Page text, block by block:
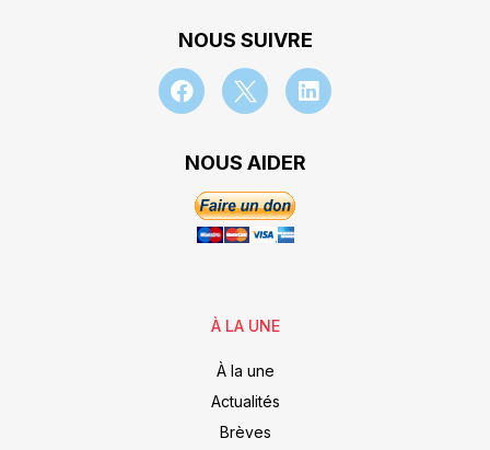
NOUS SUIVRE
NOUS AIDER
À LA UNE
À la une
Actualités
Brèves